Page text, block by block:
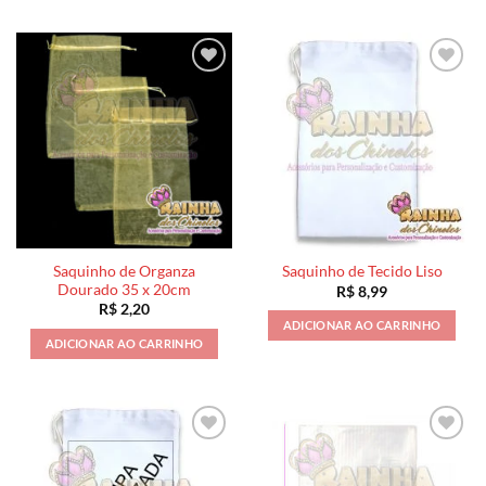
Saquinho de Organza
Dourado 35 x 20cm
R$ 2,20
ADICIONAR AO CARRINHO
Saquinho de Tecido Liso
R$8,99
ADICIONAR AO CARRINHO